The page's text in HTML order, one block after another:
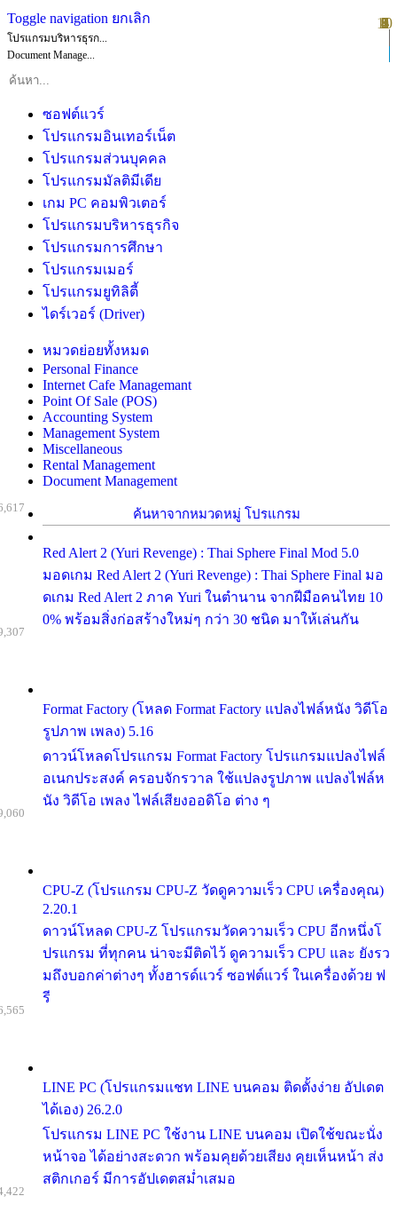
Toggle navigation ยกเลิก
โปรแกรมบริหารธุรก...
Document Manage...
ซอฟต์แวร์
โปรแกรมอินเทอร์เน็ต
โปรแกรมส่วนบุคคล
โปรแกรมมัลติมีเดีย
เกม PC คอมพิวเตอร์
โปรแกรมบริหารธุรกิจ
โปรแกรมการศึกษา
โปรแกรมเมอร์
โปรแกรมยูทิลิตี้
ไดร์เวอร์ (Driver)
หมวดย่อยทั้งหมด
Personal Finance
Internet Cafe Managemant
Point Of Sale (POS)
Accounting System
Management System
Miscellaneous
Rental Management
Document Management
ค้นหาจากหมวดหมู่ โปรแกรม
Red Alert 2 (Yuri Revenge) : Thai Sphere Final Mod 5.0
มอดเกม Red Alert 2 (Yuri Revenge) : Thai Sphere Final มอ
ดเกม Red Alert 2 ภาค Yuri ในตำนาน จากฝีมือคนไทย 10
0% พร้อมสิ่งก่อสร้างใหม่ๆ กว่า 30 ชนิด มาให้เล่นกัน
Format Factory (โหลด Format Factory แปลงไฟล์หนัง วิดีโอ
รูปภาพ เพลง) 5.16
ดาวน์โหลดโปรแกรม Format Factory โปรแกรมแปลงไฟล์
อเนกประสงค์ ครอบจักรวาล ใช้แปลงรูปภาพ แปลงไฟล์ห
นัง วิดีโอ เพลง ไฟล์เสียงออดิโอ ต่าง ๆ
CPU-Z (โปรแกรม CPU-Z วัดดูความเร็ว CPU เครื่องคุณ)
2.20.1
ดาวน์โหลด CPU-Z โปรแกรมวัดความเร็ว CPU อีกหนึ่งโ
ปรแกรม ที่ทุกคน น่าจะมีติดไว้ ดูความเร็ว CPU และ ยังรว
มถึงบอกค่าต่างๆ ทั้งฮารด์แวร์ ซอฟต์แวร์ ในเครื่องด้วย ฟ
รี
LINE PC (โปรแกรมแชท LINE บนคอม ติดตั้งง่าย อัปเดต
ได้เอง) 26.2.0
โปรแกรม LINE PC ใช้งาน LINE บนคอม เปิดใช้ขณะนั่ง
หน้าจอ ได้อย่างสะดวก พร้อมคุยด้วยเสียง คุยเห็นหน้า ส่ง
สติกเกอร์ มีการอัปเดตสม่ำเสมอ
1
2
3
4
5
6
7
8
9
10